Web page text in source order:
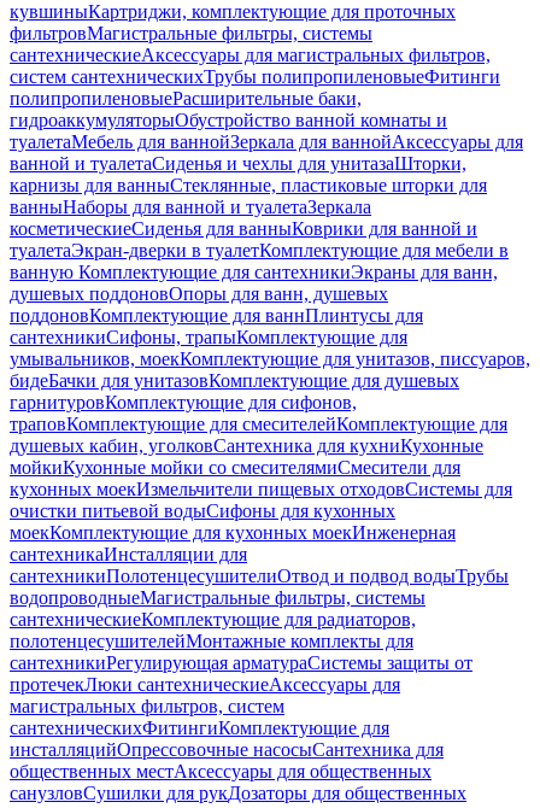
кувшиныКартриджи, комплектующие для проточных
фильтровМагистральные фильтры, системы
сантехническиеАксессуары для магистральных фильтров,
систем сантехническихТрубы полипропиленовыеФитинги
полипропиленовыеРасширительные баки,
гидроаккумуляторыОбустройство ванной комнаты и
туалетаМебель для ваннойЗеркала для ваннойАксессуары для
ванной и туалетаСиденья и чехлы для унитазаШторки,
карнизы для ванныСтеклянные, пластиковые шторки для
ванныНаборы для ванной и туалетаЗеркала
косметическиеСиденья для ванныКоврики для ванной и
туалетаЭкран-дверки в туалетКомплектующие для мебели в
ванную Комплектующие для сантехникиЭкраны для ванн,
душевых поддоновОпоры для ванн, душевых
поддоновКомплектующие для ваннПлинтусы для
сантехникиСифоны, трапыКомплектующие для
умывальников, моекКомплектующие для унитазов, писсуаров,
бидеБачки для унитазовКомплектующие для душевых
гарнитуровКомплектующие для сифонов,
траповКомплектующие для смесителейКомплектующие для
душевых кабин, уголковСантехника для кухниКухонные
мойкиКухонные мойки со смесителямиСмесители для
кухонных моекИзмельчители пищевых отходовСистемы для
очистки питьевой водыСифоны для кухонных
моекКомплектующие для кухонных моекИнженерная
сантехникаИнсталляции для
сантехникиПолотенцесушителиОтвод и подвод водыТрубы
водопроводныеМагистральные фильтры, системы
сантехническиеКомплектующие для радиаторов,
полотенцесушителейМонтажные комплекты для
сантехникиРегулирующая арматураСистемы защиты от
протечекЛюки сантехническиеАксессуары для
магистральных фильтров, систем
сантехническихФитингиКомплектующие для
инсталляцийОпрессовочные насосыСантехника для
общественных местАксессуары для общественных
санузловСушилки для рукДозаторы для общественных